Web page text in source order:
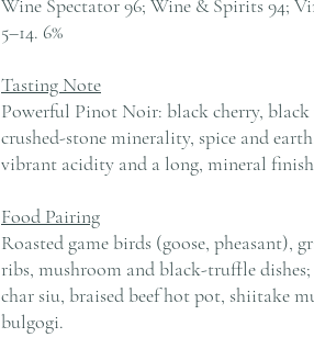
Wine Spectator 96; Wine & Spirits 94;
5–14. 6%
Tasting Note
Powerful Pinot Noir: black cherry,
crushed-stone minerality, spice and
vibrant acidity and a long, mineral
Food Pairing
Roasted game birds (goose, pheasant),
ribs, mushroom and black-truffle
char siu, braised beef hot pot, shiitake
bulgogi.